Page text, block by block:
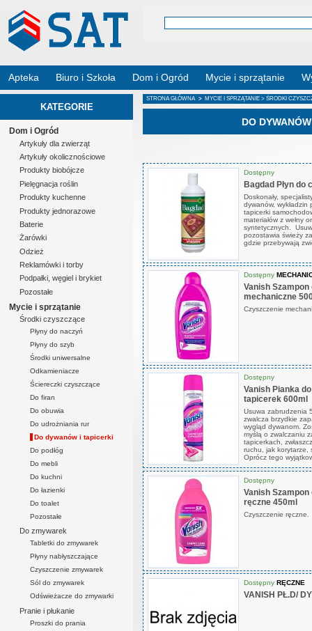
Apteka Biuro i Szkoła Dom i Ogród Mycie i sprzątanie
KATEGORIE
Dom i Ogród
Artykuły dla zwierząt
Artykuły okolicznościowe
Produkty biobójcze
Pielęgnacja roślin
Produkty kuchenne
Produkty jednorazowe
Baterie
Żarówki
Odzież
Reklamówki i torby
Podpałki, węgiel i brykiet
Pozostałe
Mycie i sprzątanie
Środki czyszczące
Płyny do naczyń
Płyny do szyb
Środki uniwersalne
Odkamieniacze
Ściereczki czyszczące
Do firan
Do obuwia
Do udrożniania rur
Do dywanów i tapicerki
Do podłóg
Do mebli
Do kuchni
Do łazienki
Do toalet
Pozostałe
Do zmywarek
Tabletki do zmywarek
Płyny nabłyszczające
Czyszczenie zmywarek
Sól do zmywarek
Odświeżacze do zmywarki
Pranie i płukanie
Proszki do prania
STRONA GŁÓWNA > MYCIE I SPRZĄTANIE >ŚRODKI
DO
Dostępny
Bagdad Płyn do
Doskonały,
dywanów, wykładzin
tapicerki
materiałów z wełny
syntetycznych.
pozostawia świeży
gdzie przebywają
Dostępny
Vanish
mechaniczne
Czyszczenie
Dostępny
Vanish Pianka
tapicerek 600ml
Usuwa zabrudzenia
zwalcza brzydkie
wygląd dywanom.
myślą o zwalczaniu
tapicerkach,
ruchu, jak korytarze,
Oprócz tego
Dostępny
Vanish
ręczne 450ml
Czyszczenie ręczne.
Dostępny RĘCZNE
VANISH PŁ.D/